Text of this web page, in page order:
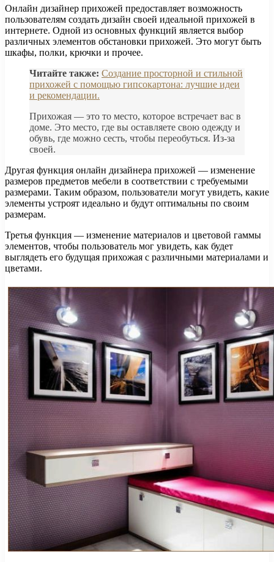
Онлайн дизайнер прихожей предоставляет возможность
пользователям создать дизайн своей идеальной прихожей в
интернете. Одной из основных функций является выбор
различных элементов обстановки прихожей. Это могут быть
шкафы, полки, крючки и прочее.
Читайте также: Создание просторной и стильной
прихожей с помощью гипсокартона: лучшие идеи
и рекомендации.
Прихожая — это то место, которое встречает вас в
доме. Это место, где вы оставляете свою одежду и
обувь, где можно сесть, чтобы переобуться. Из-за
своей.
Другая функция онлайн дизайнера прихожей — изменение
размеров предметов мебели в соответствии с требуемыми
размерами. Таким образом, пользователи могут увидеть, какие
элементы устроят идеально и будут оптимальны по своим
размерам.
Третья функция — изменение материалов и цветовой гаммы
элементов, чтобы пользователь мог увидеть, как будет
выглядеть его будущая прихожая с различными материалами и
цветами.